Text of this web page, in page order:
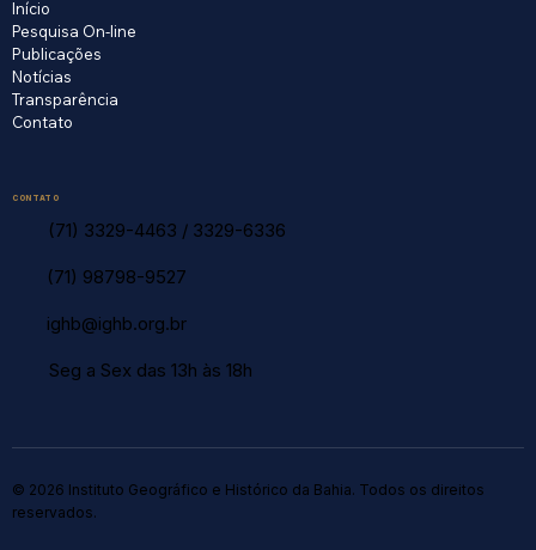
Início
Pesquisa On-line
Publicações
Notícias
Transparência
Contato
CONTATO
(71) 3329-4463 / 3329-6336
(71) 98798-9527
ighb@ighb.org.br
Seg a Sex das 13h às 18h
© 2026 Instituto Geográfico e Histórico da Bahia. Todos os direitos
reservados.